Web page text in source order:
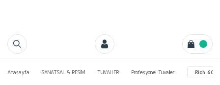
Anasayfa SANATSAL & RESİM TUVALLER Profesyonel Tuvaller Rich